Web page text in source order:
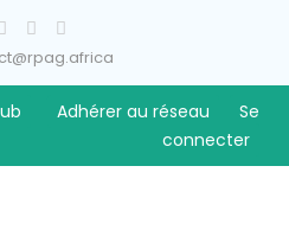
Adhérer au réseau
Se
connecter